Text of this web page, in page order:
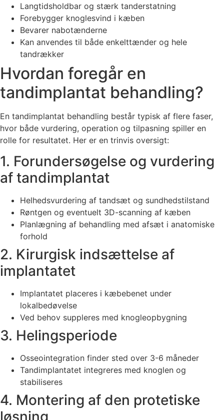
Langtidsholdbar og stærk tanderstatning
Forebygger knoglesvind i kæben
Bevarer nabotænderne
Kan anvendes til både enkelttænder og hele
tandrækker
Hvordan foregår en
tandimplantat behandling?
En tandimplantat behandling består typisk af flere faser,
hvor både vurdering, operation og tilpasning spiller en
rolle for resultatet. Her er en trinvis oversigt:
1. Forundersøgelse og vurdering
af tandimplantat
Helhedsvurdering af tandsæt og sundhedstilstand
Røntgen og eventuelt 3D-scanning af kæben
Planlægning af behandling med afsæt i anatomiske
forhold
2. Kirurgisk indsættelse af
implantatet
Implantatet placeres i kæbebenet under
lokalbedøvelse
Ved behov suppleres med knogleopbygning
3. Helingsperiode
Osseointegration finder sted over 3-6 måneder
Tandimplantatet integreres med knoglen og
stabiliseres
4. Montering af den protetiske
løsning